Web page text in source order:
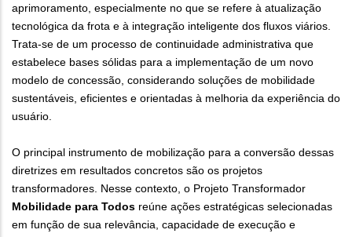
aprimoramento, especialmente no que se refere à atualização
tecnológica da frota e à integração inteligente dos fluxos viários.
Trata-se de um processo de continuidade administrativa que
estabelece bases sólidas para a implementação de um novo
modelo de concessão, considerando soluções de mobilidade
sustentáveis, eficientes e orientadas à melhoria da experiência do
usuário.
O principal instrumento de mobilização para a conversão dessas
diretrizes em resultados concretos são os projetos
transformadores. Nesse contexto, o Projeto Transformador
Mobilidade para Todos reúne ações estratégicas selecionadas
em função de sua relevância, capacidade de execução e